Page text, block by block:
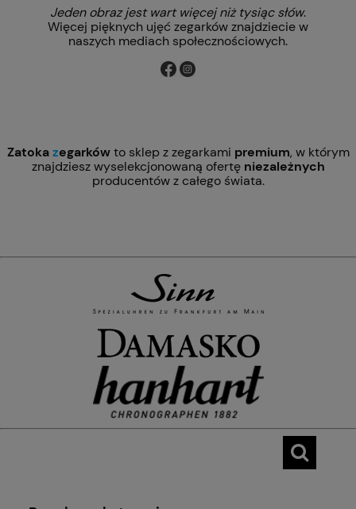
Jeden obraz jest wart więcej niż tysiąc słów.
Więcej pięknych ujęć zegarków znajdziecie w
naszych mediach społecznościowych.
Zatokazegarkówto sklep z zegarkami premium, w którym
znajdziesz wyselekcjonowaną ofertę niezależnych
producentów z całego świata.